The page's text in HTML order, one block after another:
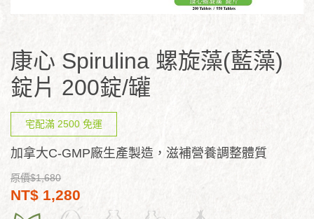
康心 Spirulina 螺旋藻(藍藻)
錠片 200錠/罐
宅配滿 2500 免運
加拿大C-GMP廠生產製造，滋補營養調整體質
原價$1,680
NT$ 1,280